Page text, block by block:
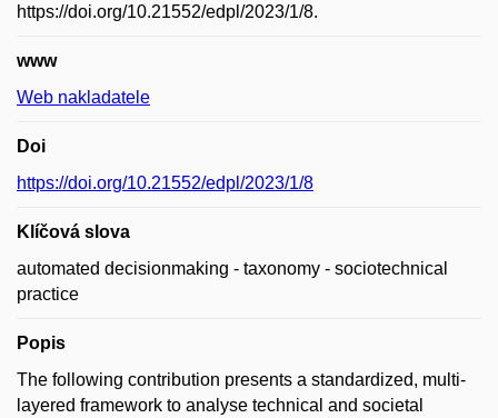
https://doi.org/10.21552/edpl/2023/1/8.
www
Web nakladatele
Doi
https://doi.org/10.21552/edpl/2023/1/8
Klíčová slova
automated decisionmaking - taxonomy - sociotechnical
practice
Popis
The following contribution presents a standardized, multi-
layered framework to analyse technical and societal